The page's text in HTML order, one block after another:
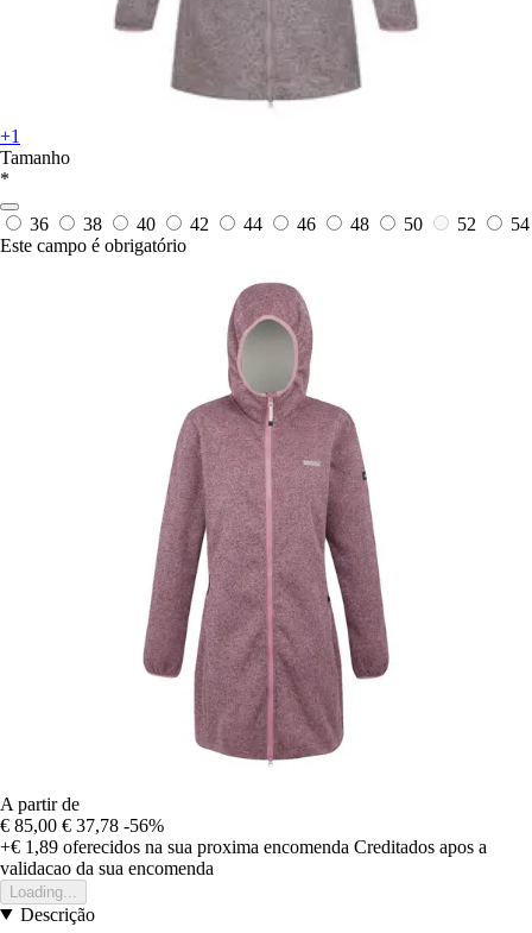
+1
Tamanho
*
36 38 40 42 44 46 48 50 52
54
Este campo é obrigatório
A partir de
€ 85,00 € 37,78 -56%
+€ 1,89 oferecidos na sua proxima encomenda Creditados apos a
validacao da sua encomenda
Loading...
Descrição